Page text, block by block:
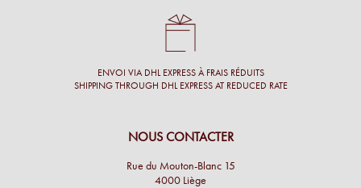
ENVOI VIA DHL EXPRESS À FRAIS RÉDUITS
SHIPPING THROUGH DHL EXPRESS AT REDUCED RATE
NOUS CONTACTER
Rue du Mouton-Blanc 15
4000 Liège